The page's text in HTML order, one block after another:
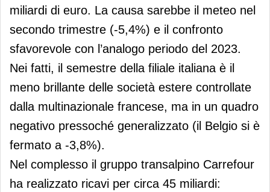
miliardi di euro. La causa sarebbe il meteo nel
secondo trimestre (-5,4%) e il confronto
sfavorevole con l’analogo periodo del 2023.
Nei fatti, il semestre della filiale italiana è il
meno brillante delle società estere controllate
dalla multinazionale francese, ma in un quadro
negativo pressoché generalizzato (il Belgio si è
fermato a -3,8%).
Nel complesso il gruppo transalpino Carrefour
ha realizzato ricavi per circa 45 miliardi: